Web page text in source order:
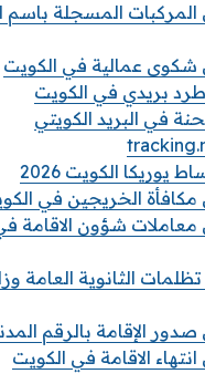
المركبات المسجلة باسم
شكوى عمالية في الكويت
بريدي في الكويت
في البريد الكويتي
يوريكا الكويت 2026
الخريجين في الكويت
معاملات شؤون الاقامة
الثانوية العامة
صدور الإقامة بالرقم
انتهاء الاقامة في الكويت